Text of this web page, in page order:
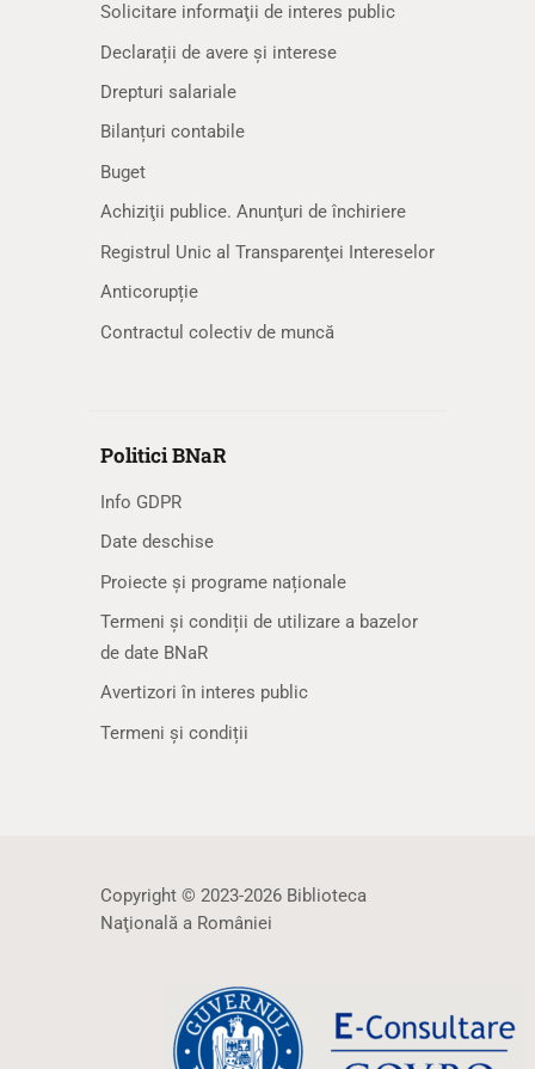
Solicitare informaţii de interes public
Declarații de avere și interese
Drepturi salariale
Bilanțuri contabile
Buget
Achiziţii publice. Anunţuri de închiriere
Registrul Unic al Transparenţei Intereselor
Anticorupție
Contractul colectiv de muncă
Politici BNaR
Info GDPR
Date deschise
Proiecte și programe naționale
Termeni și condiții de utilizare a bazelor
de date BNaR
Avertizori în interes public
Termeni și condiții
Copyright © 2023-2026 Biblioteca
Naţională a României